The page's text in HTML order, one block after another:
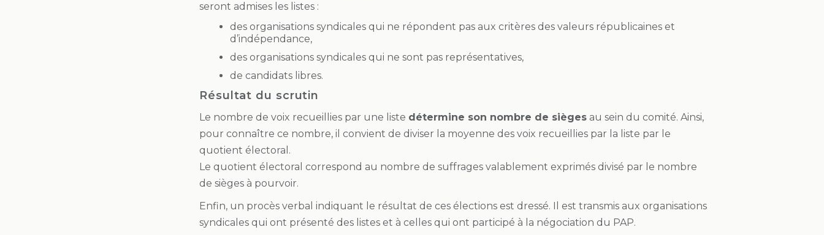
seront admises les listes :
des organisations syndicales qui ne répondent pas aux critères des valeurs républicaines et
d’indépendance,
des organisations syndicales qui ne sont pas représentatives,
de candidats libres.
Résultat du scrutin
Le nombre de voix recueillies par une liste détermine son nombre de sièges au sein du comité. Ainsi,
pour connaître ce nombre, il convient de diviser la moyenne des voix recueillies par la liste par le
quotient électoral.
Le quotient électoral correspond au nombre de suffrages valablement exprimés divisé par le nombre
de sièges à pourvoir.
Enfin, un procès verbal indiquant le résultat de ces élections est dressé. Il est transmis aux organisations
syndicales qui ont présenté des listes et à celles qui ont participé à la négociation du PAP.